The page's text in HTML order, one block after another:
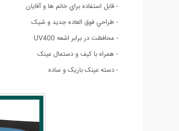
- قابل استفاده براي خانم ها و آقايان
- طراحي فوق العاده جديد و شيک
- محافظت در برابر اشعه‌ UV400
- همراه با کیف و دستمال عینک
- دسته عینک باریک و ساده